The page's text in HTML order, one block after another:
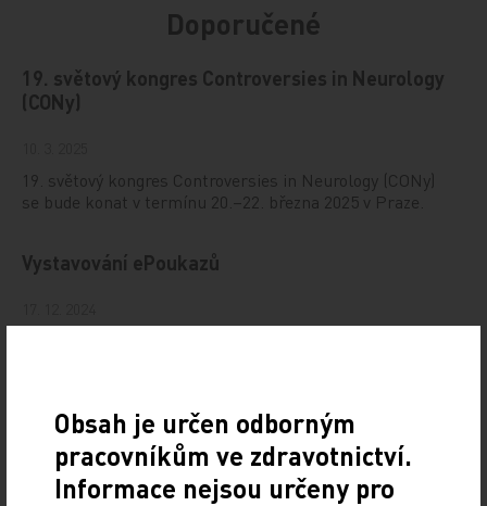
Doporučené
19. světový kongres Controversies in Neurology
(CONy)
19. světový kongres Controversies in Neurology (CONy)
se bude konat v termínu 20.–22. března 2025 v Praze.
Vystavování ePoukazů
NUDZ nabízí kurs pro rodiče dětí s úzkostí
13. 12. 2024
Obsah je určen odborným
pracovníkům ve zdravotnictví.
Informace nejsou určeny pro